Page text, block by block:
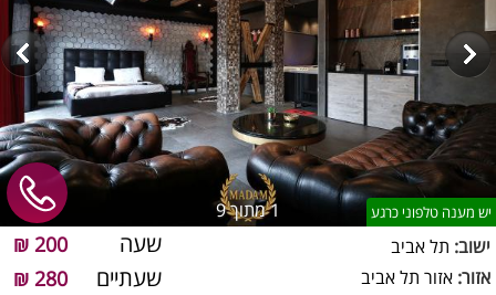
1מתוך 9 יש מענה טלפוני כרגע
שעה 200 ₪
שעתיים 280 ₪
ישוב: תל אביב
אזור: אזור תל אביב